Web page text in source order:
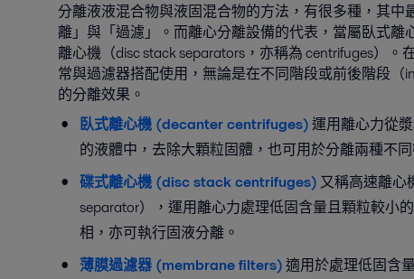
分離液液混合物與液固混合物的方法，有很多種，其中
離」與「過濾」。而離心分離設備的代表，當屬臥式離
離心機（disc stack separators，亦稱為 centrifuges）。
常與過濾器搭配使用，無論是在不同階段或前後階段（
的分離效果。
臥式離心機 (decanter centrifuges)運用離心力從
的液體中，去除大顆粒固體，也可用於分離兩種不
碟式離心機 (disc stack centrifuges) 又稱高速離心
separator），運用離心力處理低固含量且顆粒較小
相，亦可執行固液分離。
薄膜過濾器 (membrane filters)適用於處理低固含